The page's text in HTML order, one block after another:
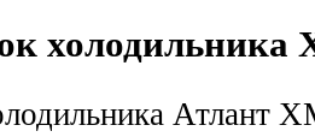
холодильника